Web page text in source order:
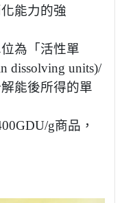
能力的強
為「活性單
dissolving units)/
能後所得的單
g商品，